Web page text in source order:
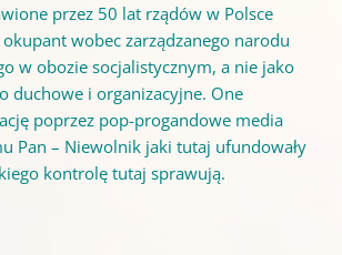
przez 50 lat rządów w Polsce
wobec zarządzanego narodu
w obozie socjalistycznym, a nie jako
duchowe i organizacyjne. One
poprzez pop-progandowe media
Pan – Niewolnik jaki tutaj ufundowały
kontrolę tutaj sprawują.